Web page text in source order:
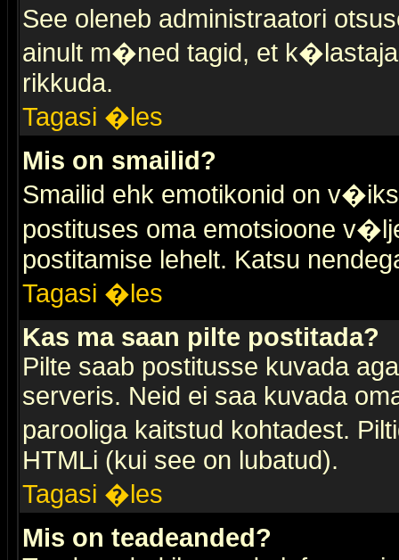
See oleneb administraatori
ainult m�ned tagid, et
rikkuda.
Tagasi �les
Mis on smailid?
Smailid ehk emotikonid on
postituses oma emotsioone
postitamise lehelt. Katsu
Tagasi �les
Kas ma saan pilte postitada?
Pilte saab postitusse kuvada
serveris. Neid ei saa kuvada
parooliga kaitstud kohtadest.
HTMLi (kui see on lubatud).
Tagasi �les
Mis on teadeanded?